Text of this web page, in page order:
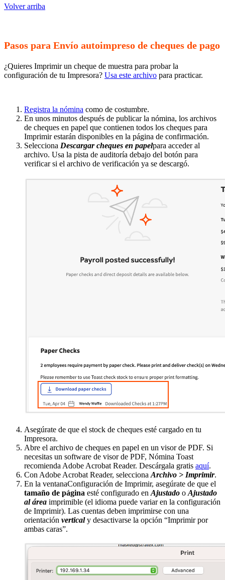
Volver arriba
Pasos para Envío autoimpreso de cheques de pago
¿Quieres Imprimir un cheque de muestra para probar la
configuración de tu Impresora? Usa este archivo para practicar.
Registra la nómina como de costumbre.
En unos minutos después de publicar la nómina, los archivos
de cheques en papel que contienen todos los cheques para
Imprimir estarán disponibles en la página de confirmación.
Selecciona Descargar cheques en papelpara acceder al
archivo. Usa la pista de auditoría debajo del botón para
verificar si el archivo de verificación ya se descargó.
Asegúrate de que el stock de cheques esté cargado en tu
Impresora.
Abre el archivo de cheques en papel en un visor de PDF. Si
necesitas un software de visor de PDF, Nómina Toast
recomienda Adobe Acrobat Reader. Descárgala gratis aquí.
Con Adobe Acrobat Reader, selecciona Archivo > Imprimir.
En la ventanaConfiguración de Imprimir, asegúrate de que el
tamaño de página esté configurado en Ajustado o Ajustado
al área imprimible (el idioma puede variar en la configuración
de Imprimir). Las cuentas deben imprimirse con una
orientación verticaly desactivarse la opción “Imprimir por
ambas caras”.